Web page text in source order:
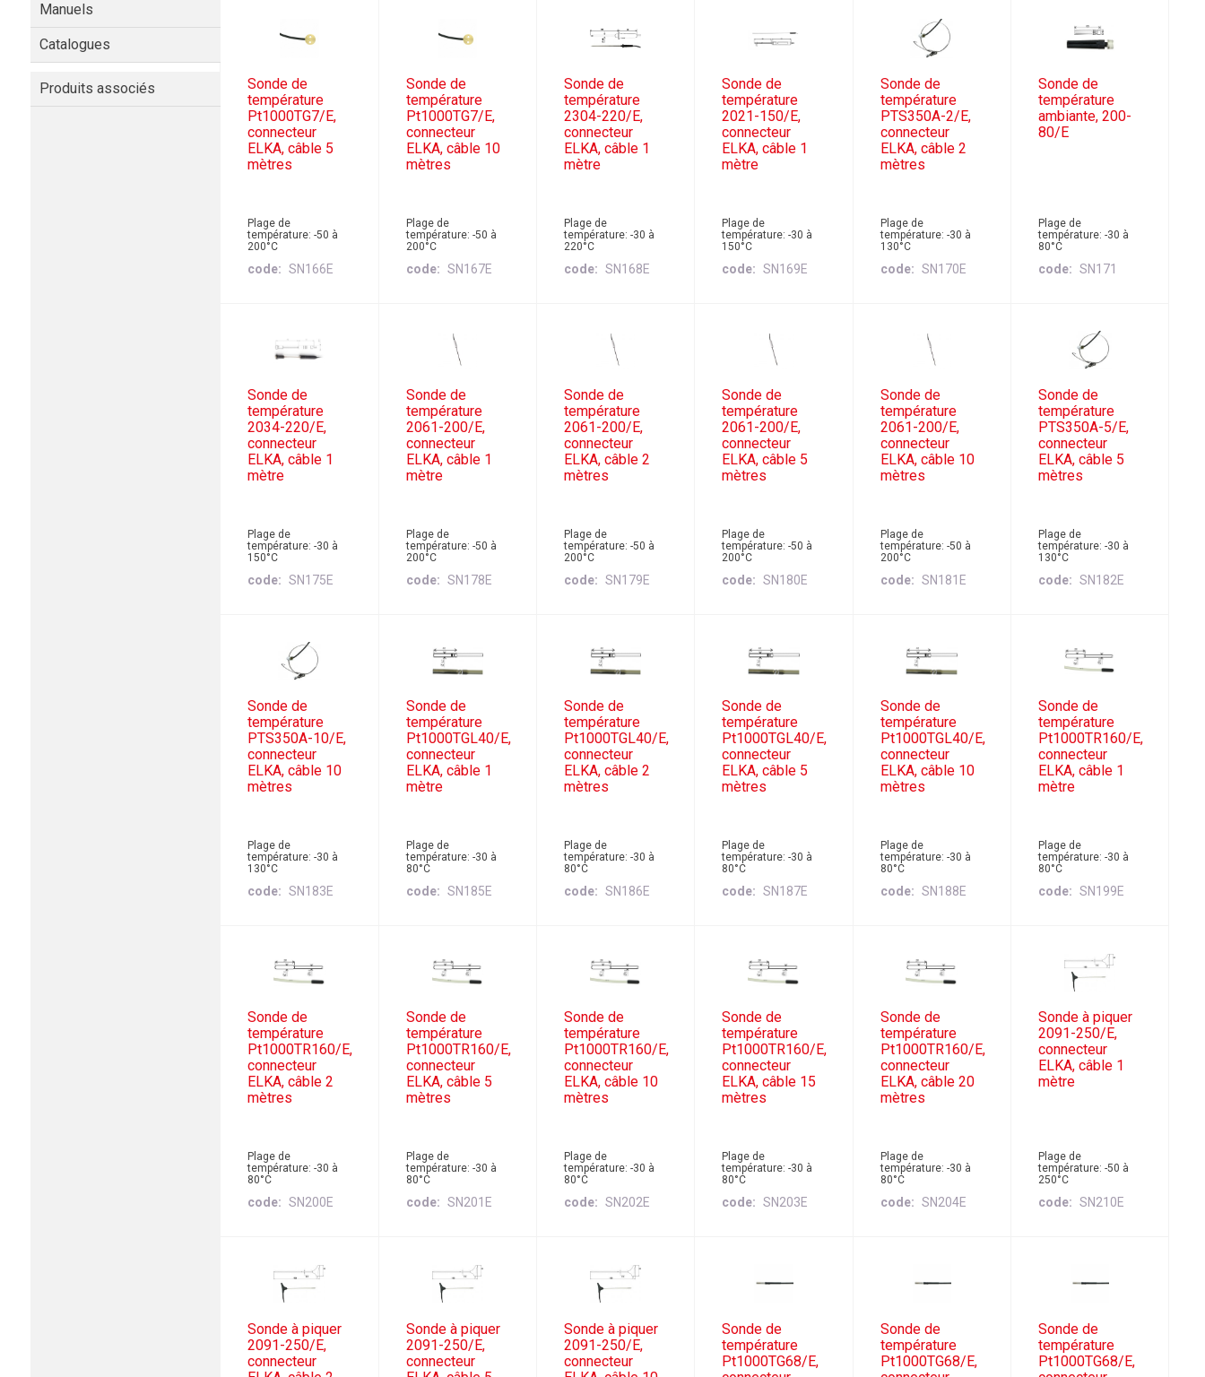
Manuels
Catalogues
Produits associés
Sonde de
température
Pt1000TG7/E,
connecteur
ELKA, câble 5
mètres
Plage de
température: -50 à
200°C
code SN166E
Sonde de
température
Pt1000TG7/E,
connecteur
ELKA, câble 10
mètres
Plage de
température: -50 à
200°C
code SN167E
Sonde de
température
2304-220/E,
connecteur
ELKA, câble 1
mètre
Plage de
température: -30 à
220°C
code SN168E
Sonde de
température
2021-150/E,
connecteur
ELKA, câble 1
mètre
Plage de
température: -30 à
150°C
code SN169E
Sonde de
température
PTS350A-2/E,
connecteur
ELKA, câble 2
mètres
Plage de
température: -30 à
130°C
code SN170E
Sonde de
température
ambiante, 200-
80/E
Plage de
température: -30 à
80°C
code SN171
Sonde de
température
2034-220/E,
connecteur
ELKA, câble 1
mètre
Plage de
température: -30 à
150°C
code SN175E
Sonde de
température
2061-200/E,
connecteur
ELKA, câble 1
mètre
Plage de
température: -50 à
200°C
code SN178E
Sonde de
température
2061-200/E,
connecteur
ELKA, câble 2
mètres
Plage de
température: -50 à
200°C
code SN179E
Sonde de
température
2061-200/E,
connecteur
ELKA, câble 5
mètres
Plage de
température: -50 à
200°C
code SN180E
Sonde de
température
2061-200/E,
connecteur
ELKA, câble 10
mètres
Plage de
température: -50 à
200°C
code SN181E
Sonde de
température
PTS350A-5/E,
connecteur
ELKA, câble 5
mètres
Plage de
température: -30 à
130°C
code SN182E
Sonde de
température
PTS350A-10/E,
connecteur
ELKA, câble 10
mètres
Plage de
température: -30 à
130°C
code SN183E
Sonde de
température
Pt1000TGL40/E,
connecteur
ELKA, câble 1
mètre
Plage de
température: -30 à
80°C
code SN185E
Sonde de
température
Pt1000TGL40/E,
connecteur
ELKA, câble 2
mètres
Plage de
température: -30 à
80°C
code SN186E
Sonde de
température
Pt1000TGL40/E,
connecteur
ELKA, câble 5
mètres
Plage de
température: -30 à
80°C
code SN187E
Sonde de
température
Pt1000TGL40/E,
connecteur
ELKA, câble 10
mètres
Plage de
température: -30 à
80°C
code SN188E
Sonde de
température
Pt1000TR160/E,
connecteur
ELKA, câble 1
mètre
Plage de
température: -30 à
80°C
code SN199E
Sonde de
température
Pt1000TR160/E,
connecteur
ELKA, câble 2
mètres
Plage de
température: -30 à
80°C
code SN200E
Sonde de
température
Pt1000TR160/E,
connecteur
ELKA, câble 5
mètres
Plage de
température: -30 à
80°C
code SN201E
Sonde de
température
Pt1000TR160/E,
connecteur
ELKA, câble 10
mètres
Plage de
température: -30 à
80°C
code SN202E
Sonde de
température
Pt1000TR160/E,
connecteur
ELKA, câble 15
mètres
Plage de
température: -30 à
80°C
code SN203E
Sonde de
température
Pt1000TR160/E,
connecteur
ELKA, câble 20
mètres
Plage de
température: -30 à
80°C
code SN204E
Sonde à piquer
2091-250/E,
connecteur
ELKA, câble 1
mètre
Plage de
température: -50 à
250°C
code SN210E
Sonde à piquer
2091-250/E,
connecteur
Sonde à piquer
2091-250/E,
connecteur
Sonde à piquer
2091-250/E,
connecteur
Sonde de
température
Pt1000TG68/E,
Sonde de
température
Pt1000TG68/E,
Sonde de
température
Pt1000TG68/E,